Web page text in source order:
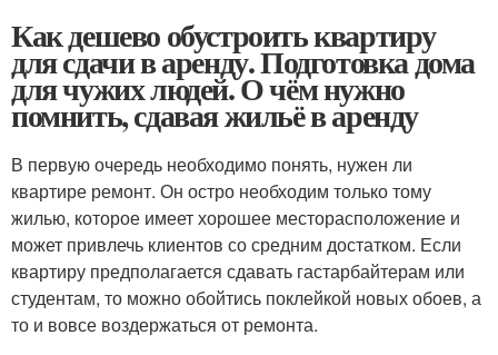
Как дешево обустроить квартиру
для сдачи в аренду. Подготовка дома
для чужих людей. О чём нужно
помнить, сдавая жильё в аренду
В первую очередь необходимо понять, нужен ли
квартире ремонт. Он остро необходим только тому
жилью, которое имеет хорошее месторасположение и
может привлечь клиентов со средним достатком. Если
квартиру предполагается сдавать гастарбайтерам или
студентам, то можно обойтись поклейкой новых обоев, а
то и вовсе воздержаться от ремонта.